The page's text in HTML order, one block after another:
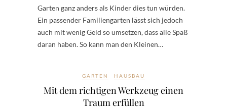
Garten ganz anders als Kinder dies tun würden.
Ein passender Familiengarten lässt sich jedoch
auch mit wenig Geld so umsetzen, dass alle Spaß
daran haben. So kann man den Kleinen…
GARTEN HAUSBAU
Mit dem richtigen Werkzeug einen
Traum erfüllen